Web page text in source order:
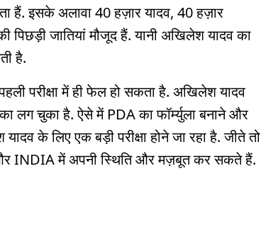
हैं. इसके अलावा 40 हज़ार यादव, 40 हज़ार
पिछड़ी जातियां मौजूद हैं. यानी अखिलेश यादव का
है.
परीक्षा में ही फेल हो सकता है. अखिलेश यादव
लग चुका है. ऐसे में PDA का फॉर्म्युला बनाने और
के लिए एक बड़ी परीक्षा होने जा रहा है. जीते तो
INDIA में अपनी स्थिति और मज़बूत कर सकते हैं.